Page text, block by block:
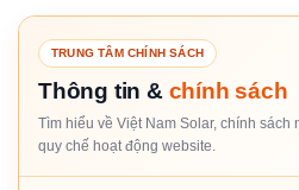
TRUNG TÂM CHÍNH SÁCH
Thông tin & chính sách
Tìm hiểu về Việt Nam Solar, chính sách
quy chế hoạt động website.